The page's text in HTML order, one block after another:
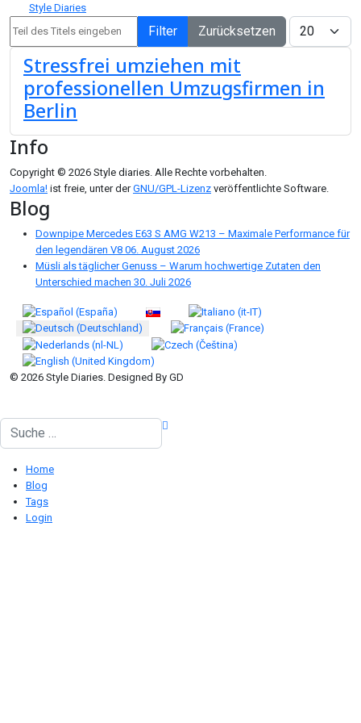
Style Diaries
Filter Zurücksetzen
Anzeige #
Stressfrei umziehen mit
professionellen Umzugsfirmen in
Berlin
Info
Copyright © 2026 Style diaries. Alle Rechte vorbehalten.
Joomla! ist freie, unter derGNU/GPL-Lizenz veröffentlichte Software.
Blog
Downpipe Mercedes E63 S AMG W213 – Maximale Performance für
den legendären V8 06. August 2026
Müsli als täglicher Genuss – Warum hochwertige Zutaten den
Unterschied machen 30. Juli 2026
Sprache auswählen
© 2026 Style Diaries. Designed By GD
Suchen
Home
Blog
Tags
Login